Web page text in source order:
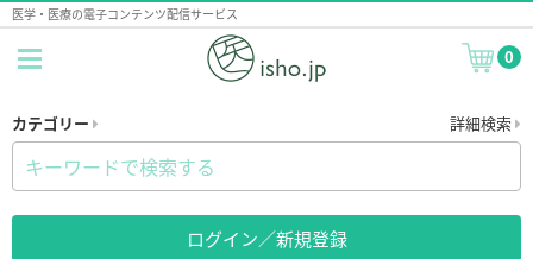
医学・医療の電子コンテンツ配信サービス
0
カテゴリー 詳細検索
ログイン／新規登録